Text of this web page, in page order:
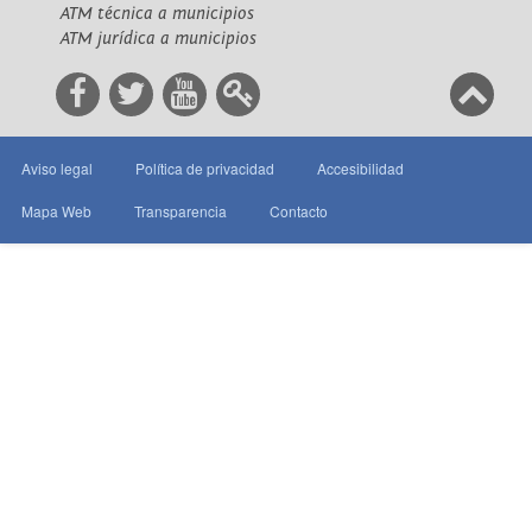
ATM técnica a municipios
ATM jurídica a municipios
Aviso legal Política de privacidad Accesibilidad
Mapa Web Transparencia Contacto